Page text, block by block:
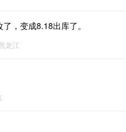
，变成8.18出库了。
龙江